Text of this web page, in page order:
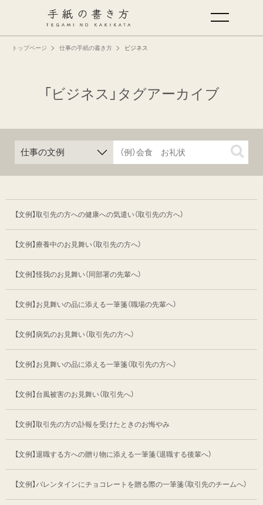
トップページ 仕事の手紙の書き方 ビジネス
「ビジネス」タグアーカイブ
【文例】取引先の方への健康への気遣い（取引先の方へ）
【文例】療養中のお見舞い（取引先の方へ）
【文例】怪我のお見舞い（同部署の先輩へ）
【文例】お見舞いの品に添える一筆箋（職場の先輩へ）
【文例】病気のお見舞い（取引先の方へ）
【文例】お見舞いの品に添える一筆箋（取引先の方へ）
【文例】台風被害のお見舞い（取引先へ）
【文例】取引先の方の訃報を受けたときのお悔やみ
【文例】退職する方への贈り物に添える一筆箋（退職する後輩へ）
【文例】バレンタインにチョコレートを贈る際の一筆箋（取引先のチームへ）
手紙の基本
仕事の手紙の書き方
特集
ミドリオフィシャルサイト